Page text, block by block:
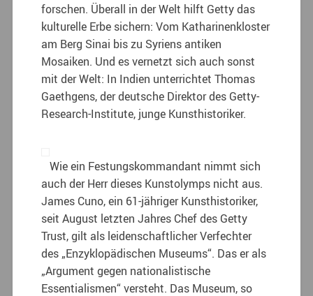
forschen. Überall in der Welt hilft Getty das
kulturelle Erbe sichern: Vom Katharinenkloster
am Berg Sinai bis zu Syriens antiken
Mosaiken. Und es vernetzt sich auch sonst
mit der Welt: In Indien unterrichtet Thomas
Gaethgens, der deutsche Direktor des Getty-
Research-Institute, junge Kunsthistoriker.
Wie ein Festungskommandant nimmt sich
auch der Herr dieses Kunstolymps nicht aus.
James Cuno, ein 61-jähriger Kunsthistoriker,
seit August letzten Jahres Chef des Getty
Trust, gilt als leidenschaftlicher Verfechter
des „Enzyklopädischen Museums“. Das er als
„Argument gegen nationalistische
Essentialismen“ versteht. Das Museum, so